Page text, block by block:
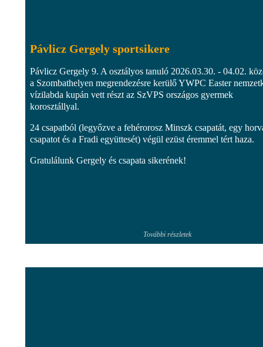
Pávlicz Gergely sportsikere
Pávlicz Gergely 9. A osztályos tanuló 2026.03.30. - 04.02.
a Szombathelyen megrendezésre kerülő YWPC Easter
vízilabda kupán vett részt az SzVPS országos gyermek
korosztállyal.
24 csapatból (legyőzve a fehérorosz Minszk csapatát, egy
csapatot és a Fradi együttesét) végül ezüst éremmel tért haza.
Gratulálunk Gergely és csapata sikerének!
További részletek